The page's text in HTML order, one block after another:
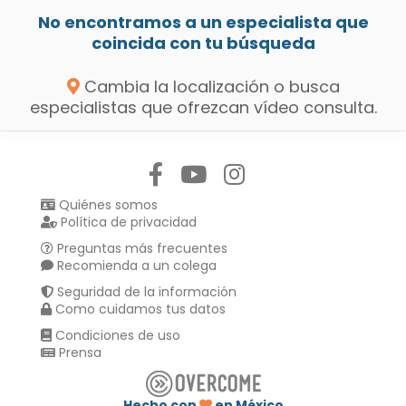
No encontramos a un especialista que
coincida con tu búsqueda
Cambia la localización o busca
especialistas que ofrezcan vídeo consulta.
Quiénes somos
Política de privacidad
Preguntas más frecuentes
Recomienda a un colega
Seguridad de la información
Como cuidamos tus datos
Condiciones de uso
Prensa